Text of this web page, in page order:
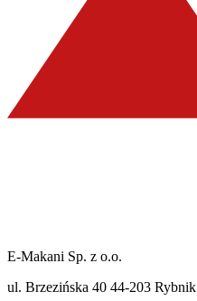
E-Makani Sp. z o.o.
ul. Brzezińska 40 44-203 Rybnik